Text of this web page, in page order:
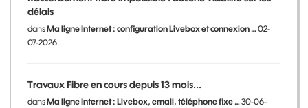
délais
dansMa ligne Internet : configuration Livebox et connexion … 02-
07-2026
Travaux Fibre en cours depuis 13 mois...
dansMa ligne Internet : Livebox, email, téléphone fixe … 30-06-